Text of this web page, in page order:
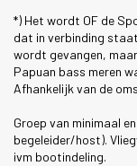
*) Het wordt OF de
dat in verbinding
wordt gevangen,
Papuan bass meren
Afhankelijk van de
Groep van minimaal
begeleider/host).
ivm bootindeling.